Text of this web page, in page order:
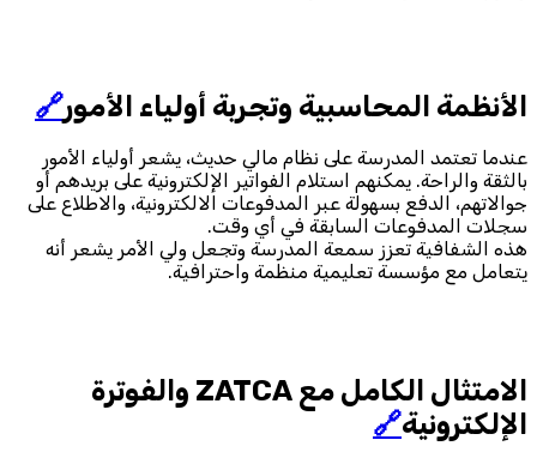
الأنظمة المحاسبية وتجربة أولياء الأمور🔗
عندما تعتمد المدرسة على نظام مالي حديث، يشعر أولياء الأمور
بالثقة والراحة. يمكنهم استلام الفواتير الإلكترونية على بريدهم أو
جوالاتهم، الدفع بسهولة عبر المدفوعات الالكترونية، والاطلاع على
سجلات المدفوعات السابقة في أي وقت.
هذه الشفافية تعزز سمعة المدرسة وتجعل ولي الأمر يشعر أنه
يتعامل مع مؤسسة تعليمية منظمة واحترافية.
الامتثال الكامل مع ZATCA والفوترة
الإلكترونية🔗